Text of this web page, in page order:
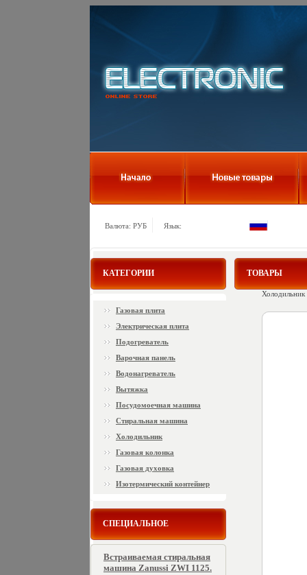
Валюта: РУБ Язык:
КАТЕГОРИИ
Газовая плита
Электрическая плита
Подогреватель
Варочная панель
Водонагреватель
Вытяжка
Посудомоечная машина
Стиральная машина
Холодильник
Газовая колонка
Газовая духовка
Изотермический контейнер
СПЕЦИАЛЬНОЕ
Встраиваемая стиральная
машина Zanussi ZWI 1125.
ТОВАРЫ